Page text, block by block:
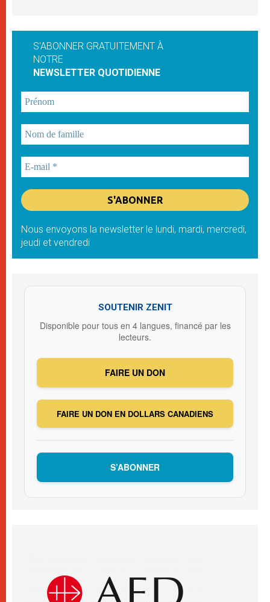
S'ABONNER GRATUITEMENT À
NOTRE
NEWSLETTER QUOTIDIENNE
Nous envoyons la newsletter le lundi, mardi, mercredi,
jeudi et vendredi
SOUTENIR ZENIT
Disponible pour tous en 4 langues, financé par les
lecteurs.
FAIRE UN DON
FAIRE UN DON EN DOLLARS CANADIENS
S’ABONNER